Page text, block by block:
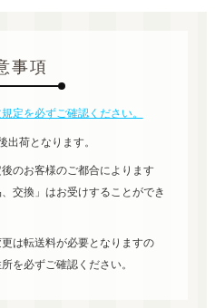
事項
定を必ずご確認ください。
出荷となります。
のお客様のご都合によります
交換」はお受けすることができ
は転送料が必要となりますの
を必ずご確認ください。